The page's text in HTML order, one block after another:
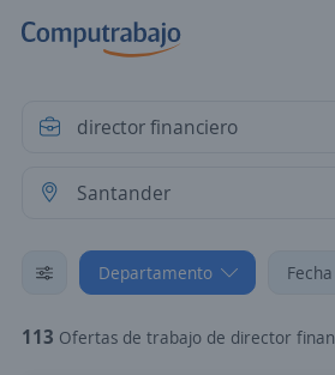
Departamento Fecha
113 Ofertas de trabajo de director financiero en Santander